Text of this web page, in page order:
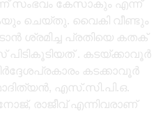
ചെയ്തു. വൈകി വീണ്ടും
ശ്രമിച്ച പ്രതിയെ കതക്
പിടികൂടിയത് . കടയ്ക്കാവൂർ
കടക്കാവൂർ
എസ്.സി.പി.ഒ.
രാജീവ് എന്നിവരാണ്